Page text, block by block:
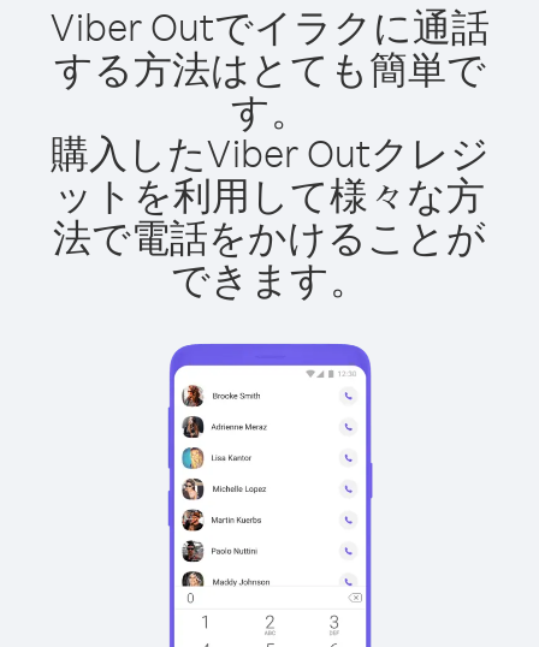
Viber Outでイラクに通話
する方法はとても簡単で
す。
購入したViber Outクレジ
ットを利用して様々な方
法で電話をかけることが
できます。